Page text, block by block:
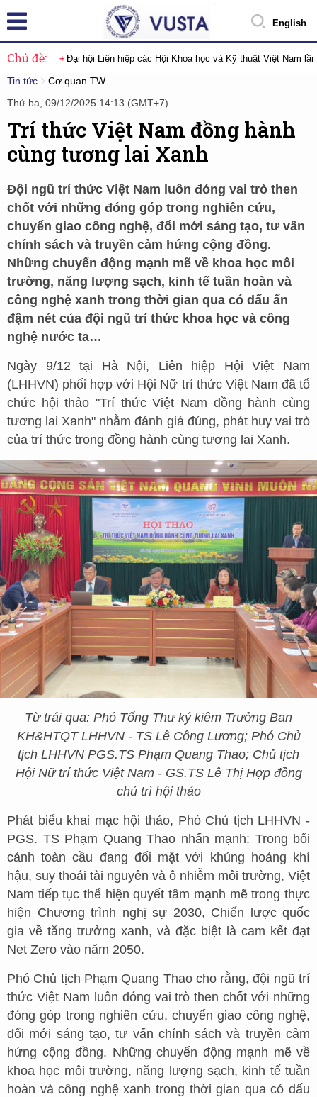
English
Chủ đề: Đại hội Liên hiệp các Hội Khoa học và Kỹ thuật Việt Nam
Tin tức
Cơ quan TW
Thứ ba, 09/12/2025 14:13 (GMT+7)
Trí thức Việt Nam đồng hành
cùng tương lai Xanh
Đội ngũ trí thức Việt Nam luôn đóng vai trò then
chốt với những đóng góp trong nghiên cứu,
chuyển giao công nghệ, đổi mới sáng tạo, tư vấn
chính sách và truyền cảm hứng cộng đồng.
Những chuyển động mạnh mẽ về khoa học môi
trường, năng lượng sạch, kinh tế tuần hoàn và
công nghệ xanh trong thời gian qua có dấu ấn
đậm nét của đội ngũ trí thức khoa học và công
nghệ nước ta…
Ngày 9/12 tại Hà Nội, Liên hiệp Hội Việt Nam
(LHHVN) phối hợp với Hội Nữ trí thức Việt Nam đã tổ
chức hội thảo "Trí thức Việt Nam đồng hành cùng
tương lai Xanh" nhằm đánh giá đúng, phát huy vai trò
của trí thức trong đồng hành cùng tương lai Xanh.
Từ trái qua: Phó Tổng Thư ký kiêm Trưởng Ban
KH&HTQT LHHVN - TS Lê Công Lương; Phó Chủ
tịch LHHVN PGS.TS Phạm Quang Thao; Chủ tịch
Hội Nữ trí thức Việt Nam - GS.TS Lê Thị Hợp đồng
chủ trì hội thảo
Phát biểu khai mạc hội thảo, Phó Chủ tịch LHHVN -
PGS. TS Phạm Quang Thao nhấn mạnh: Trong bối
cảnh toàn cầu đang đối mặt với khủng hoảng khí
hậu, suy thoái tài nguyên và ô nhiễm môi trường, Việt
Nam tiếp tục thể hiện quyết tâm mạnh mẽ trong thực
hiện Chương trình nghị sự 2030, Chiến lược quốc
gia về tăng trưởng xanh, và đặc biệt là cam kết đạt
Net Zero vào năm 2050.
Phó Chủ tịch Phạm Quang Thao cho rằng, đội ngũ trí
thức Việt Nam luôn đóng vai trò then chốt với những
đóng góp trong nghiên cứu, chuyển giao công nghệ,
đổi mới sáng tạo, tư vấn chính sách và truyền cảm
hứng cộng đồng. Những chuyển động mạnh mẽ về
khoa học môi trường, năng lượng sạch, kinh tế tuần
hoàn và công nghệ xanh trong thời gian qua có dấu